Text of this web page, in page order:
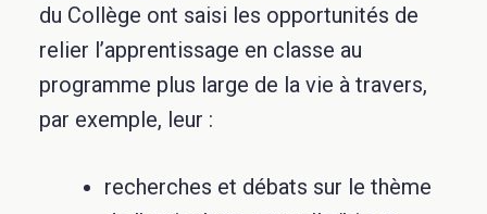
du Collège ont saisi les opportunités de
relier l’apprentissage en classe au
programme plus large de la vie à travers,
par exemple, leur :
recherches et débats sur le thème